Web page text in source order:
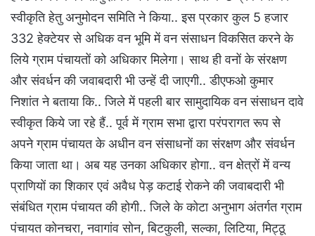
स्वीकृति हेतु अनुमोदन समिति ने किया.. इस प्रकार कुल 5 हजार
332 हेक्टेयर से अधिक वन भूमि में वन संसाधन विकसित करने के
लिये ग्राम पंचायतों को अधिकार मिलेगा। साथ ही वनों के संरक्षण
और संवर्धन की जवाबदारी भी उन्हें दी जाएगी.. डीएफओ कुमार
निशांत ने बताया कि.. जिले में पहली बार सामुदायिक वन संसाधन दावे
स्वीकृत किये जा रहे हैं.. पूर्व में ग्राम सभा द्वारा परंपरागत रूप से
अपने ग्राम पंचायत के अधीन वन संसाधनों का संरक्षण और संवर्धन
किया जाता था। अब यह उनका अधिकार होगा.. वन क्षेत्रों में वन्य
प्राणियों का शिकार एवं अवैध पेड़ कटाई रोकने की जवाबदारी भी
संबंधित ग्राम पंचायत की होगी.. जिले के कोटा अनुभाग अंतर्गत ग्राम
पंचायत कोनचरा, नवागांव सोन, बिटकुली, सल्का, लिटिया, मिट्ठू